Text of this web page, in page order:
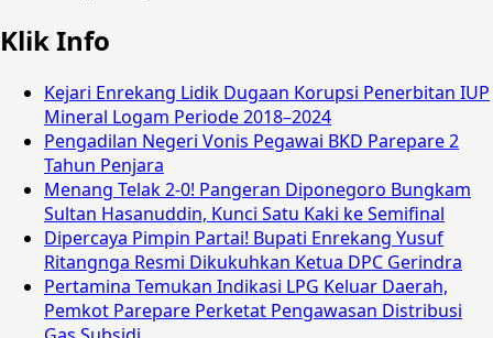
Klik Info
Kejari Enrekang Lidik Dugaan Korupsi Penerbitan IUP
Mineral Logam Periode 2018–2024
Pengadilan Negeri Vonis Pegawai BKD Parepare 2
Tahun Penjara
Menang Telak 2-0! Pangeran Diponegoro Bungkam
Sultan Hasanuddin, Kunci Satu Kaki ke Semifinal
Dipercaya Pimpin Partai! Bupati Enrekang Yusuf
Ritangnga Resmi Dikukuhkan Ketua DPC Gerindra
Pertamina Temukan Indikasi LPG Keluar Daerah,
Pemkot Parepare Perketat Pengawasan Distribusi